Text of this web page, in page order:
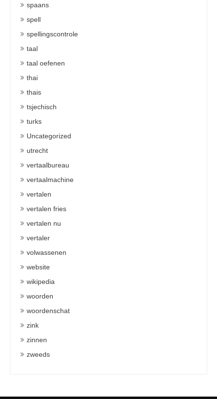
spaans
spell
spellingscontrole
taal
taal oefenen
thai
thais
tsjechisch
turks
Uncategorized
utrecht
vertaalbureau
vertaalmachine
vertalen
vertalen fries
vertalen nu
vertaler
volwassenen
website
wikipedia
woorden
woordenschat
zink
zinnen
zweeds